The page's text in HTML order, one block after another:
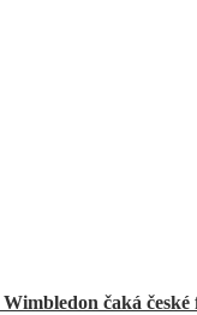
čaká české